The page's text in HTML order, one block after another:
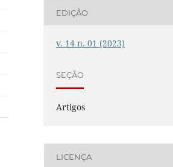
EDIÇÃO
v. 14 n. 01 (2023)
SEÇÃO
Artigos
LICENÇA